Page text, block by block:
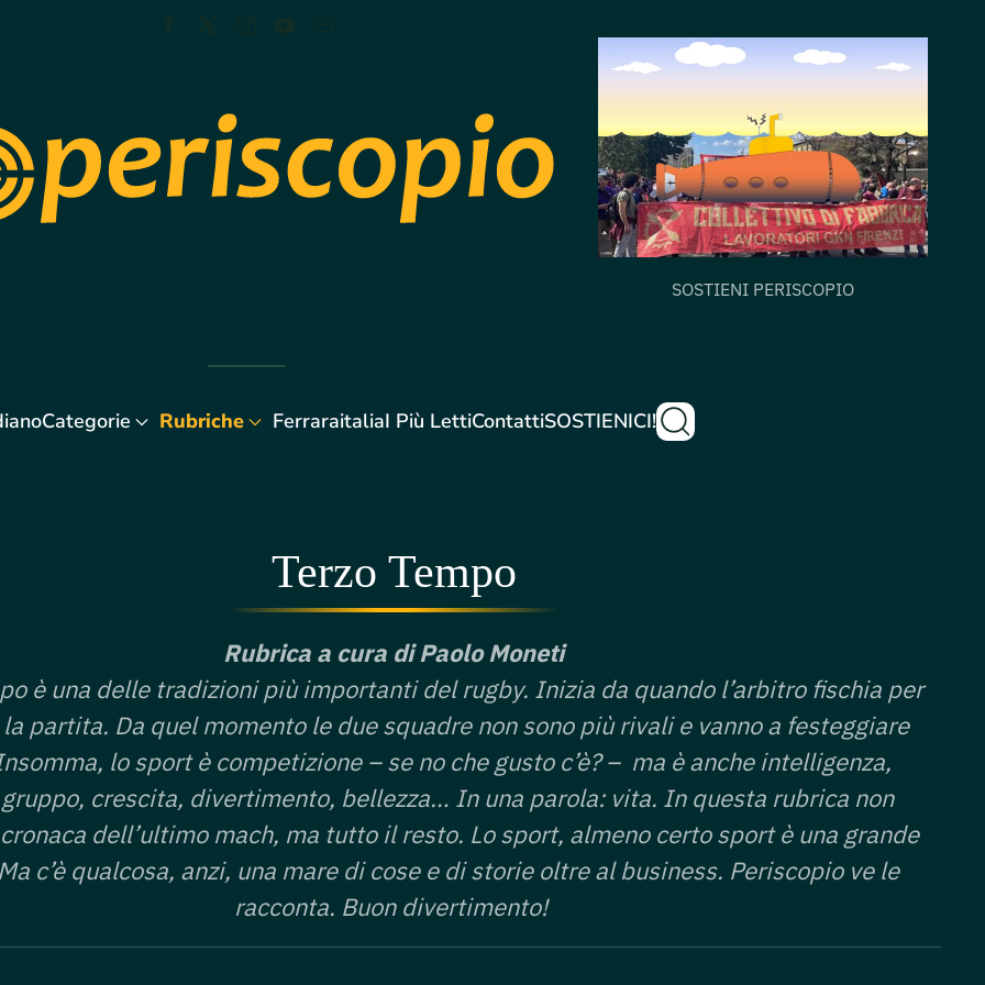
SOSTIENI PERISCOPIO
Categorie Rubriche FerraraitaliaI Più LettiContattiSOSTIENICI!
Terzo Tempo
Rubrica a cura di Paolo Moneti
è una delle tradizioni più importanti del rugby. Inizia da quando l’arbitro fischia per
partita. Da quel momento le due squadre non sono più rivali e vanno a festeggiare
lo sport è competizione – se no che gusto c’è? – ma è anche intelligenza,
crescita, divertimento, bellezza… In una parola: vita. In questa rubrica non
dell’ultimo mach, ma tutto il resto. Lo sport, almeno certo sport è una grande
c’è qualcosa, anzi, una mare di cose e di storie oltre al business. Periscopio ve le
racconta. Buon divertimento!